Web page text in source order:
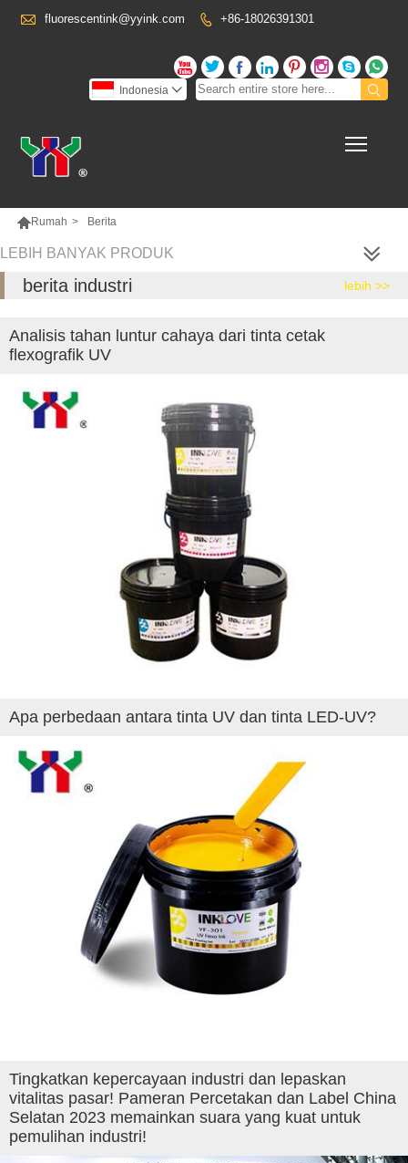
 fluorescentink@yyink.com  +86-18026391301
      


Indonesia 
Rumah > Berita
LEBIH BANYAK PRODUK
berita industri lebih >>
Analisis tahan luntur cahaya dari tinta cetak
flexografik UV
Apa perbedaan antara tinta UV dan tinta LED-UV?
Tingkatkan kepercayaan industri dan lepaskan
vitalitas pasar! Pameran Percetakan dan Label China
Selatan 2023 memainkan suara yang kuat untuk
pemulihan industri!